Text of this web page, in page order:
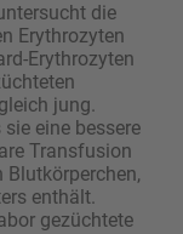
die
Erythrozyten
Erythrozyten
jung.
eine bessere
Transfusion
enthält.
gezüchtete